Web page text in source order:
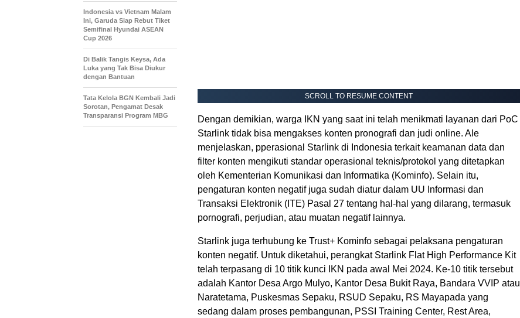
SCROLL TO RESUME CONTENT
Dengan demikian, warga IKN yang saat ini telah menikmati layanan dari PoC
Starlink tidak bisa mengakses konten pronografi dan judi online. Ale
menjelaskan, pperasional Starlink di Indonesia terkait keamanan data dan
filter konten mengikuti standar operasional teknis/protokol yang ditetapkan
oleh Kementerian Komunikasi dan Informatika (Kominfo). Selain itu,
pengaturan konten negatif juga sudah diatur dalam UU Informasi dan
Transaksi Elektronik (ITE) Pasal 27 tentang hal-hal yang dilarang, termasuk
pornografi, perjudian, atau muatan negatif lainnya.
Starlink juga terhubung ke Trust+ Kominfo sebagai pelaksana pengaturan
konten negatif. Untuk diketahui, perangkat Starlink Flat High Performance Kit
telah terpasang di 10 titik kunci IKN pada awal Mei 2024. Ke-10 titik tersebut
adalah Kantor Desa Argo Mulyo, Kantor Desa Bukit Raya, Bandara VVIP atau
Naratetama, Puskesmas Sepaku, RSUD Sepaku, RS Mayapada yang
sedang dalam proses pembangunan, PSSI Training Center, Rest Area,
Indonesia vs Vietnam Malam
Ini, Garuda Siap Rebut Tiket
Semifinal Hyundai ASEAN
Cup 2026
Di Balik Tangis Keysa, Ada
Luka yang Tak Bisa Diukur
dengan Bantuan
Tata Kelola BGN Kembali Jadi
Sorotan, Pengamat Desak
Transparansi Program MBG